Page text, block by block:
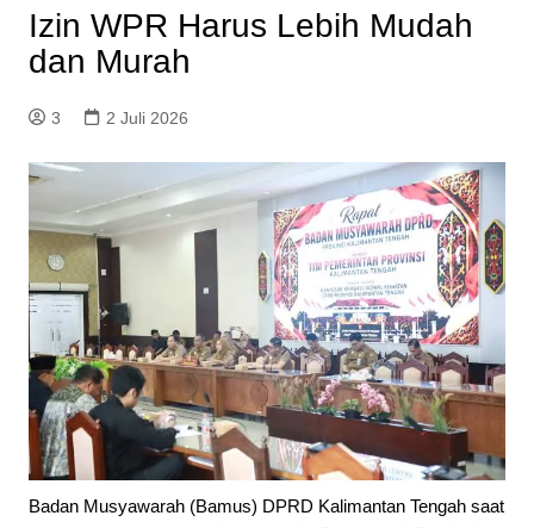
Izin WPR Harus Lebih Mudah
dan Murah
3 2 Juli 2026
Badan Musyawarah (Bamus) DPRD Kalimantan Tengah saat